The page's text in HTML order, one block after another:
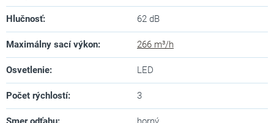
Hlučnosť: 62 dB
Maximálny sací výkon: 266 m³/h
Osvetlenie: LED
Počet rýchlostí: 3